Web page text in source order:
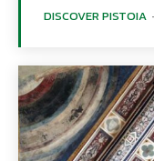
DISCOVER PISTOIA